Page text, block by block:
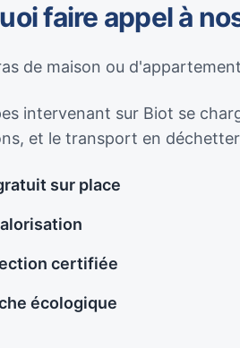
faire appel à
de maison ou
intervenant sur Biot se
et le transport en
sur place
certifiée
écologique